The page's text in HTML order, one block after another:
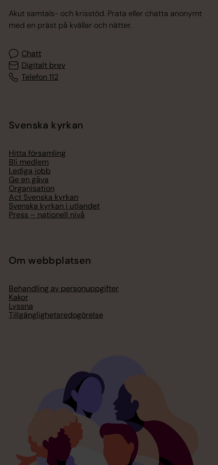
Akut samtals- och krisstöd. Prata eller chatta anonymt
med en präst på kvällar och nätter.
Chatt
Digitalt brev
Telefon 112
Svenska kyrkan
Hitta församling
Bli medlem
Lediga jobb
Ge en gåva
Organisation
Act Svenska kyrkan
Svenska kyrkan i utlandet
Press – nationell nivå
Om webbplatsen
Behandling av personuppgifter
Kakor
Lyssna
Tillgänglighetsredogörelse